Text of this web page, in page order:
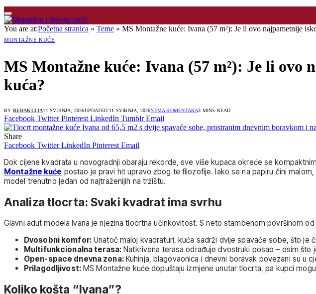
You are at:Početna stranica » Teme » MS Montažne kuće: Ivana (57 m²): Je li ovo najpametnije
MONTAŽNE KUĆE
MS Montažne kuće: Ivana (57 m²): Je li
kuća?
BY REDAKCIJA11 SVIBNJA, 2026UPDATED:11 SVIBNJA, 2026NEMA KOMENTARA3 MINS READ
Facebook Twitter Pinterest LinkedIn Tumblr Email
Share
Facebook Twitter LinkedIn Pinterest Email
Dok cijene kvadrata u novogradnji obaraju rekorde, sve više kupaca okreće se
Montažne kuće postao je pravi hit upravo zbog te filozofije. Iako se na papiru čini
model trenutno jedan od najtraženijih na tržištu.
Analiza tlocrta: Svaki kvadrat ima svrhu
Glavni adut modela Ivana je njezina tlocrtna učinkovitost. S neto stambenom površinom od
Dvosobni komfor:Unatoč maloj kvadraturi, kuća sadrži dvije spavaće sobe, što je
Multifunkcionalna terasa: Natkrivena terasa odrađuje dvostruki posao – osim
Open-space dnevna zona:Kuhinja, blagovaonica i dnevni boravak povezani su u
Prilagodljivost:MS Montažne kuće dopuštaju izmjene unutar tlocrta, pa kupci
Koliko košta “Ivana”?